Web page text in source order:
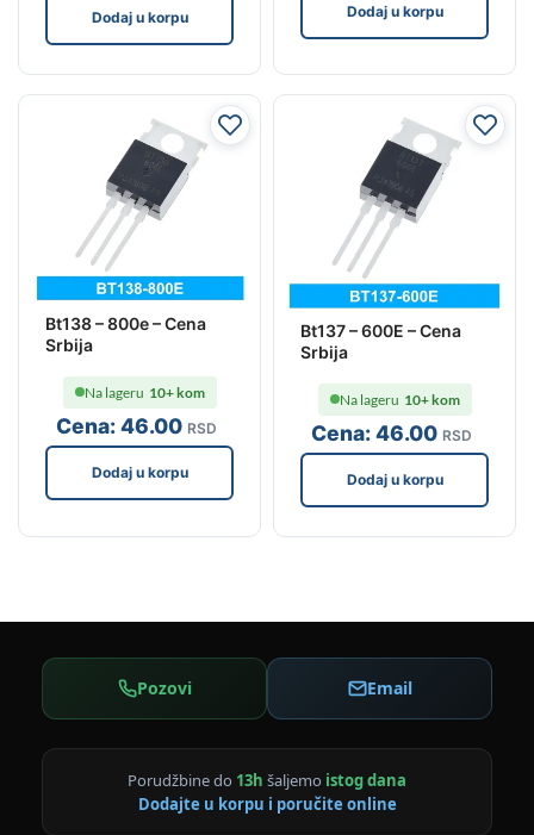
Dodaj u korpu Dodaj u korpu
Bt138 – 800e – Cena
Srbija
Cena:46.00 RSD
Na lageru 10+ kom
Dodaj u korpu
Bt137 – 600E – Cena
Srbija
Cena:46.00 RSD
Na lageru 10+ kom
Dodaj u korpu
Pozovi Email
Porudžbine do 13h šaljemo istog dana
Dodajte u korpu i poručite online